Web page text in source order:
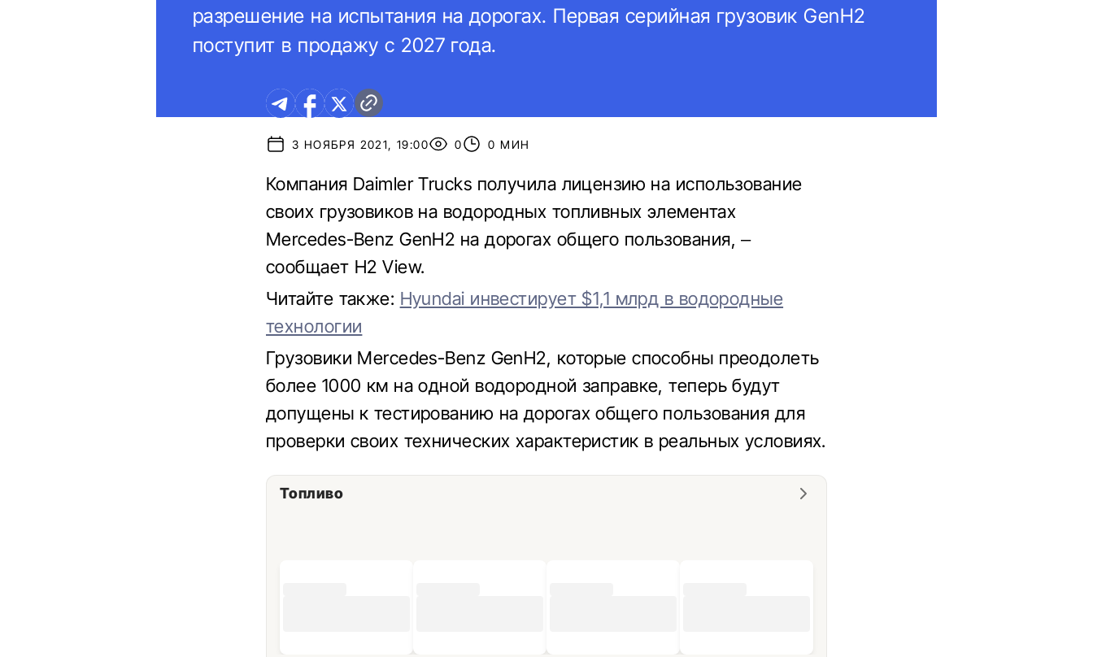
разрешение на испытания на дорогах. Первая серийная грузовик GenH2
поступит в продажу с 2027 года.
3 НОЯБРЯ 2021, 19:00 0 0 МИН
Компания Daimler Trucks получила лицензию на использование
своих грузовиков на водородных топливных элементах
Mercedes-Benz GenH2 на дорогах общего пользования, –
сообщает H2 View.
Читайте также: Hyundai инвестирует $1,1 млрд в водородные
технологии
Грузовики Mercedes-Benz GenH2, которые способны преодолеть
более 1000 км на одной водородной заправке, теперь будут
допущены к тестированию на дорогах общего пользования для
проверки своих технических характеристик в реальных условиях.
Топливо